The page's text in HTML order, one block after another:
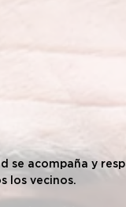
se acompaña y
los vecinos.